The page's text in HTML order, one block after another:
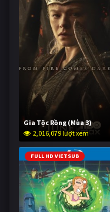
Gia Tộc Rồng (Mùa 3)
2,016,079 lượt xem
FULL HD VIETSUB